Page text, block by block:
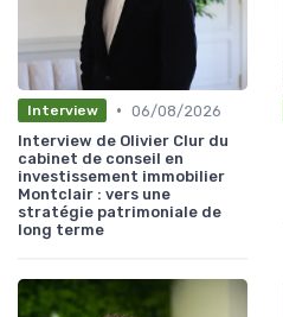
Interview • 06/08/2026
Interview de Olivier Clur du
cabinet de conseil en
investissement immobilier
Montclair : vers une
stratégie patrimoniale de
long terme